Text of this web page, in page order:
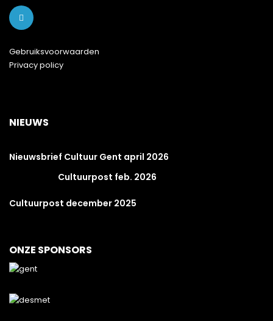
Gebruiksvoorwaarden
Privacy policy
NIEUWS
Nieuwsbrief Cultuur Gent april 2026
Cultuurpost feb. 2026
Cultuurpost december 2025
ONZE SPONSORS